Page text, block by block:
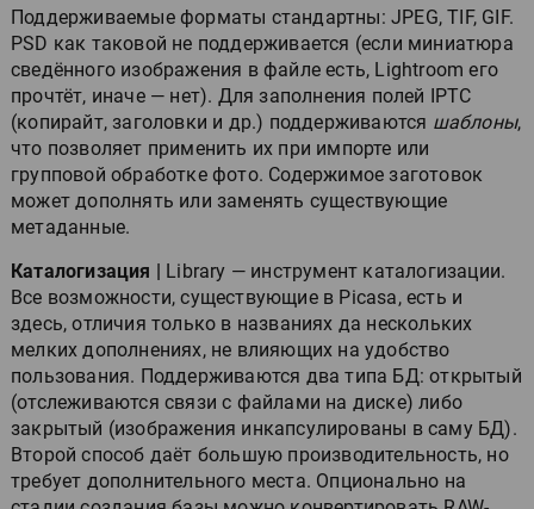
Поддерживаемые форматы стандартны: JPEG, TIF, GIF.
PSD как таковой не поддерживается (если миниатюра
сведённого изображения в файле есть, Lightroom его
прочтёт, иначе — нет). Для заполнения полей IPTС
(копирайт, заголовки и др.) поддерживаются шаблоны,
что позволяет применить их при импорте или
групповой обработке фото. Содержимое заготовок
может дополнять или заменять существующие
метаданные.
Каталогизация | Library — инструмент каталогизации.
Все возможности, существующие в Picasa, есть и
здесь, отличия только в названиях да нескольких
мелких дополнениях, не влияющих на удобство
пользования. Поддерживаются два типа БД: открытый
(отслеживаются связи с файлами на диске) либо
закрытый (изображения инкапсулированы в саму БД).
Второй способ даёт большую производительность, но
требует дополнительного места. Опционально на